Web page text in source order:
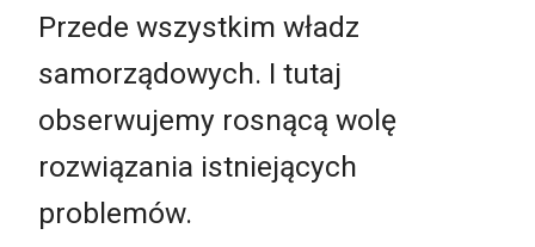
Przede wszystkim władz
samorządowych. I tutaj
obserwujemy rosnącą wolę
rozwiązania istniejących
problemów.